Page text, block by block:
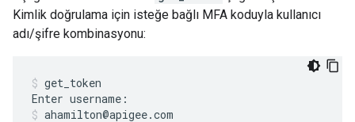
Kimlik doğrulama için isteğe bağlı MFA koduyla kullanıcı
adı/şifre kombinasyonu:
get_token
Enter username :
ahamilton@apigee.com